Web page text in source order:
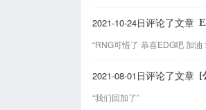
2021-10-24日评论了文章
“RNG可惜了 恭喜EDG吧 加油
2021-08-01日评论了文章 [
“我们回加了”